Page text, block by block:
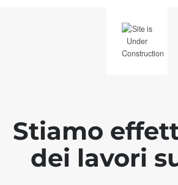
Stiamo
dei lavori